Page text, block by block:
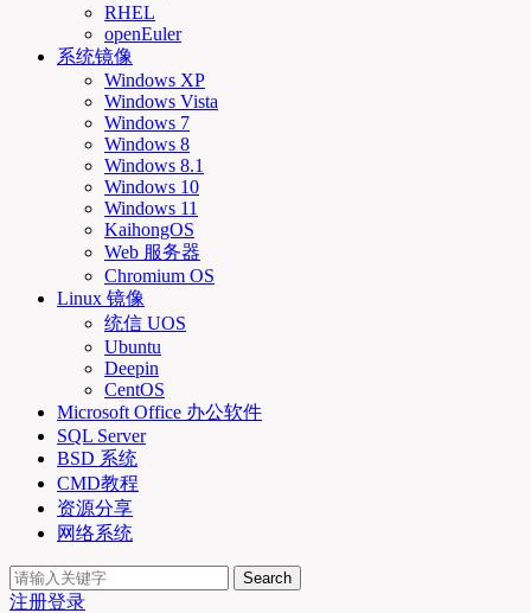
RHEL
openEuler
系统镜像
Windows XP
Windows Vista
Windows 7
Windows 8
Windows 8.1
Windows 10
Windows 11
KaihongOS
Web 服务器
Chromium OS
Linux 镜像
统信 UOS
Ubuntu
Deepin
CentOS
Microsoft Office 办公软件
SQL Server
BSD 系统
CMD教程
资源分享
网络系统
Search
注册登录